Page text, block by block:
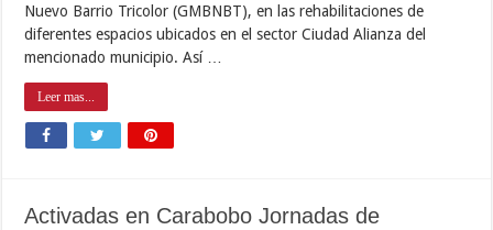
Nuevo Barrio Tricolor (GMBNBT), en las rehabilitaciones de
diferentes espacios ubicados en el sector Ciudad Alianza del
mencionado municipio. Así …
Leer mas...
Activadas en Carabobo Jornadas de